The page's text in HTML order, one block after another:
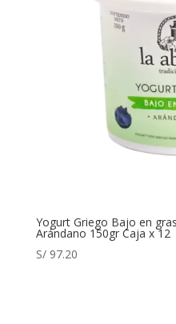
Yogurt Griego Bajo en
Arándano 150gr Caja x 12
S/97.20